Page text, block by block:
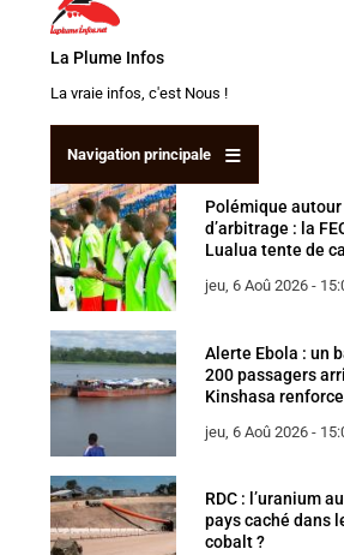
La Plume Infos
La vraie infos, c'est Nous !
Navigation principale
Polémique
d’arbitrage : la
Lualua tente de
jeu, 6 Aoû 2026 -
Alerte Ebola : un
200 passagers
Kinshasa
jeu, 6 Aoû 2026 -
RDC : l’uranium
pays caché dans
cobalt ?